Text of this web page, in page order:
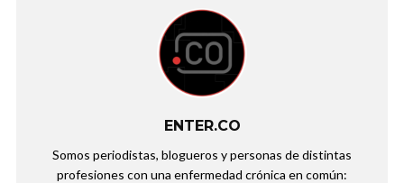
ENTER.CO
Somos periodistas, blogueros y personas de distintas
profesiones con una enfermedad crónica en común: